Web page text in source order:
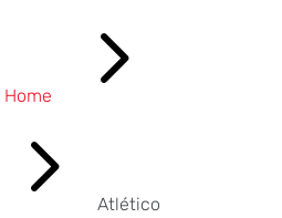
Home 5
5
Atlético